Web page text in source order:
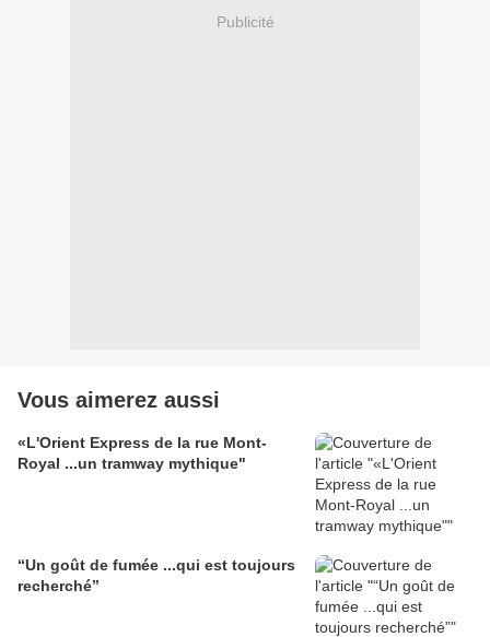
Publicité
Vous aimerez aussi
«L'Orient Express de la rue Mont-
Royal ...un tramway mythique"
“Un goût de fumée ...qui est toujours
recherché”